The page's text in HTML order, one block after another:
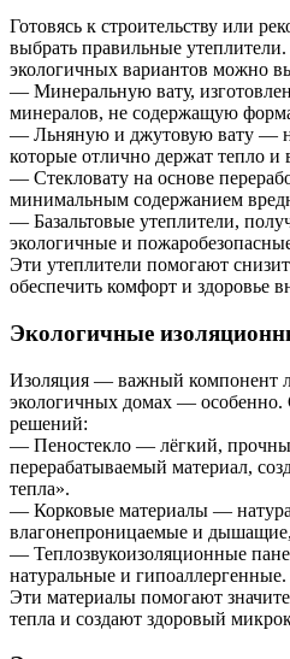
Готовясь к строительству или
выбрать правильные
экологичных вариантов можно
— Минеральную вату,
минералов, не содержащую
— Льняную и джутовую вату —
которые отлично держат тепло и
— Стекловату на основе
минимальным содержанием
— Базальтовые утеплители,
экологичные и
Эти утеплители помогают
обеспечить комфорт и здоровье
Экологичные
Изоляция — важный компонент
экологичных домах —
решений:
— Пеностекло — лёгкий,
перерабатываемый материал,
тепла».
— Корковые материалы —
влагонепроницаемые и
— Теплозвукоизоляционные
натуральные и гипоаллергенные.
Эти материалы помогают
тепла и создают здоровый